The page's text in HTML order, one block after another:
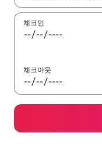
체크인
체크아웃